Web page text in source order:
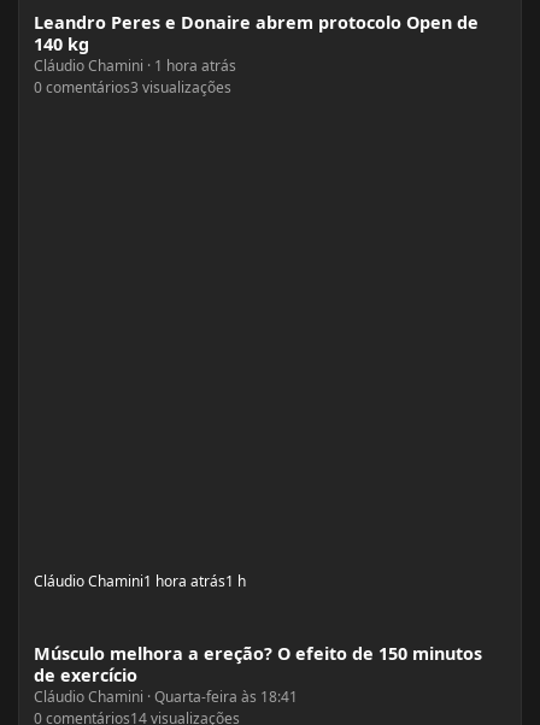
Leandro Peres e Donaire abrem protocolo Open de
140 kg
Cláudio Chamini · 1 hora atrás
0comentários3 visualizações
Cláudio Chamini1 hora atrás1 h
Músculo melhora a ereção? O efeito de 150 minutos
de exercício
Cláudio Chamini ·Quarta-feira às 18:41
0comentários14visualizações